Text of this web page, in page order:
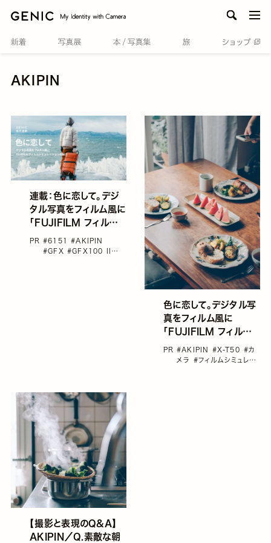
AKIPIN
連載：色に恋して。デジ
タル写真をフィルム風に
「FUJIFILM フィルムシ
ミュレーションの魅力」
PR #6151#AKIPIN
#GFX #GFX100 II
色に恋して。デジタル写
真をフィルム風に
「FUJIFILM フィルムシ
ミュレーションの魅力」
vol.3 AKIPIN
PR #AKIPIN #X-T50 #カ
メラ #フィルムシミュレー
【撮影と表現のQ&A】
AKIPIN／Q.素敵な朝